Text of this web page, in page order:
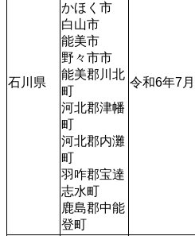
石川県
かほく市
白山市
能美市
野々市市
能美郡川北
町
河北郡津幡
町
河北郡内灘
町
羽咋郡宝達
志水町
鹿島郡中能
登町
令和6年7